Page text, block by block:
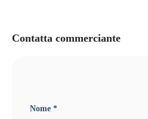
Contatta commerciante
Nome *